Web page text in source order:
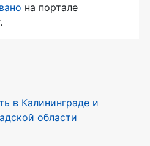
на портале